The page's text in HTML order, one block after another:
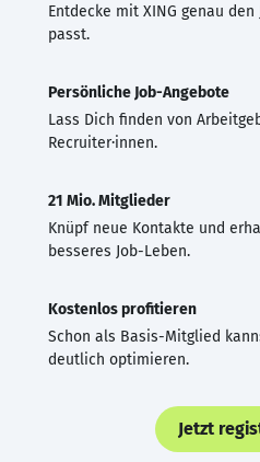
Entdecke mit XING genau
passt.
Persönliche Job-Angebote
Lass Dich finden von
Recruiter·innen.
21 Mio. Mitglieder
Knüpf neue Kontakte und
besseres Job-Leben.
Kostenlos profitieren
Schon als Basis-Mitglied
deutlich optimieren.
Jetzt